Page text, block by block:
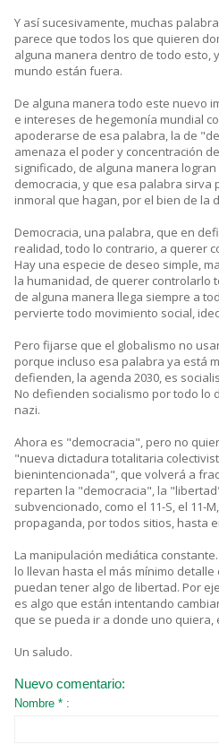
Y así sucesivamente, muchas
parece que todos los que quieren
alguna manera dentro de todo esto,
mundo están fuera.
De alguna manera todo este nuevo
e intereses de hegemonía mundial
apoderarse de esa palabra, la de
amenaza el poder y concentración
significado, de alguna manera
democracia, y que esa palabra sirva
inmoral que hagan, por el bien de la
Democracia, una palabra, que en
realidad, todo lo contrario, a querer
Hay una especie de deseo simple,
la humanidad, de querer controlarlo
de alguna manera llega siempre a
pervierte todo movimiento social,
Pero fijarse que el globalismo no
porque incluso esa palabra ya está
defienden, la agenda 2030, es
No defienden socialismo por todo lo
nazi.
Ahora es "democracia", pero no
"nueva dictadura totalitaria
bienintencionada", que volverá a
reparten la "democracia", la
subvencionado, como el 11-S, el 11-
propaganda, por todos sitios, hasta
La manipulación mediática
lo llevan hasta el más mínimo
puedan tener algo de libertad. Por
es algo que están intentando
que se pueda ir a donde uno quiera,
Un saludo.
Nuevo comentario:
Nombre * :